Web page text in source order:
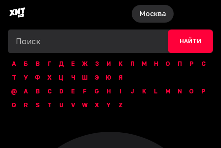
Москва
НАЙТИ
А Б В Г Д Е Ж З И К Л М Н О П Р
С
Т
У Ф Х Ц Ч Ш Э Ю
Я
@
A B C D E F G H I J K L M N O
P
Q
R S T U V W X Y Z